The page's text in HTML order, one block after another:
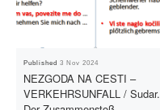
Published3 Nov 2024
NEZGODA NA CESTI –
VERKEHRSUNFALL / Sudar.